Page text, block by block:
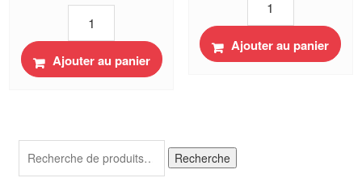
Viré-
Clessé
"En
de
Viré
2022
Ajouter au panier
Pouilly-
Fuissé,
Cave
Ajouter au panier
pour :
Recherche